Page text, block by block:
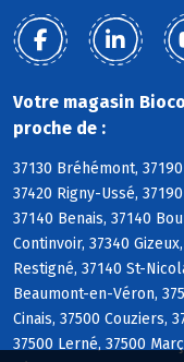
Votre magasin
proche de :
37130 Bréhémont,
37420 Rigny-Ussé,
37140 Benais, 37140
Continvoir, 37340
Restigné, 37140 St-
Beaumont-en-Véron,
Cinais, 37500 Couziers,
37500 Lerné, 37500